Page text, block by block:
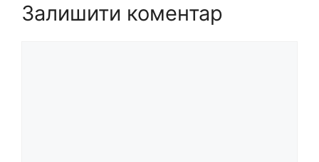
Залишити коментар